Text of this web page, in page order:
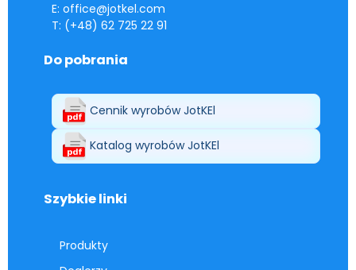
E: office@jotkel.com
T: (+48) 62 725 22 91
Do pobrania
Cennik wyrobów JotKEl
Katalog wyrobów JotKEl
Szybkie linki
Produkty